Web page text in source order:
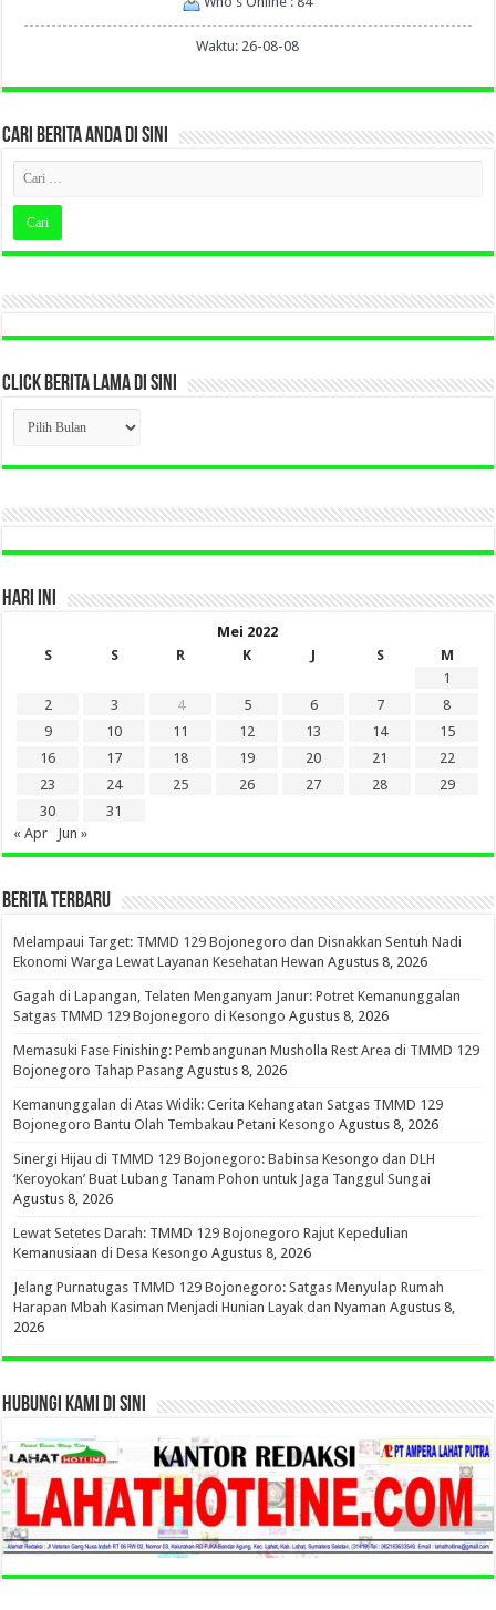
Waktu: 26-08-08
CARI BERITA ANDA DI SINI
CLICK BERITA LAMA DI SINI
CLICK
BERITA
LAMA
DI
HARI INI
Mei 2022
S
S R K J S
M
1
2
3 4 5 6 7
8
9
10 11 12 13 14
15
16
17 18 19 20 21
22
23
24 25 26 27 28
29
30
31
« Apr
Jun »
BERITA TERBARU
Melampaui Target: TMMD 129 Bojonegoro dan Disnakkan Sentuh Nadi
Ekonomi Warga Lewat Layanan Kesehatan Hewan Agustus 8, 2026
Gagah di Lapangan, Telaten Menganyam Janur: Potret Kemanunggalan
Satgas TMMD 129 Bojonegoro di Kesongo Agustus 8, 2026
Memasuki Fase Finishing: Pembangunan Musholla Rest Area di TMMD 129
Bojonegoro Tahap Pasang Agustus 8, 2026
Kemanunggalan di Atas Widik: Cerita Kehangatan Satgas TMMD 129
Bojonegoro Bantu Olah Tembakau Petani Kesongo Agustus 8, 2026
Sinergi Hijau di TMMD 129 Bojonegoro: Babinsa Kesongo dan DLH
‘Keroyokan’ Buat Lubang Tanam Pohon untuk Jaga Tanggul Sungai
Agustus 8, 2026
Lewat Setetes Darah: TMMD 129 Bojonegoro Rajut Kepedulian
Kemanusiaan di Desa Kesongo Agustus 8, 2026
Jelang Purnatugas TMMD 129 Bojonegoro: Satgas Menyulap Rumah
Harapan Mbah Kasiman Menjadi Hunian Layak dan Nyaman Agustus 8,
2026
HUBUNGI KAMI DI SINI